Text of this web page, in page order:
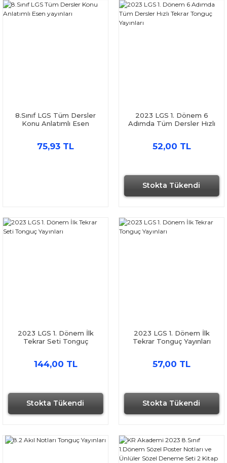
8.Sınıf LGS Tüm Dersler
Konu Anlatımlı Esen
75,93 TL
Stokta Tükendi
2023 LGS 1. Dönem 6
Adımda Tüm Dersler Hızlı
52,00 TL
Stokta Tükendi
2023 LGS 1. Dönem İlk
Tekrar Seti Tonguç
144,00 TL
Stokta Tükendi
2023 LGS 1. Dönem İlk
Tekrar Tonguç Yayınları
57,00 TL